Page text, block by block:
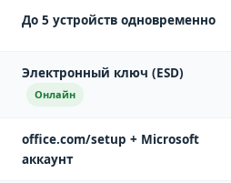
До 5 устройств одновременно
Электронный ключ (ESD)
Онлайн
office.com/setup + Microsoft
аккаунт